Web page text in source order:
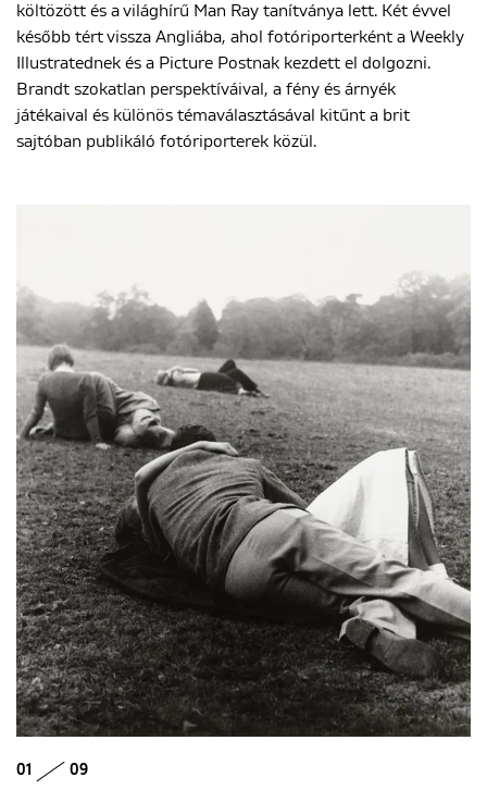
Rólunk
költözött és a világhírű Man Ray tanítványa lett. Két évvel
később tért vissza Angliába, ahol fotóriporterként a Weekly
Illustratednek és a Picture Postnak kezdett el dolgozni.
Brandt szokatlan perspektíváival, a fény és árnyék
játékaival és különös témaválasztásával kitűnt a brit
sajtóban publikáló fotóriporterek közül.
01 09